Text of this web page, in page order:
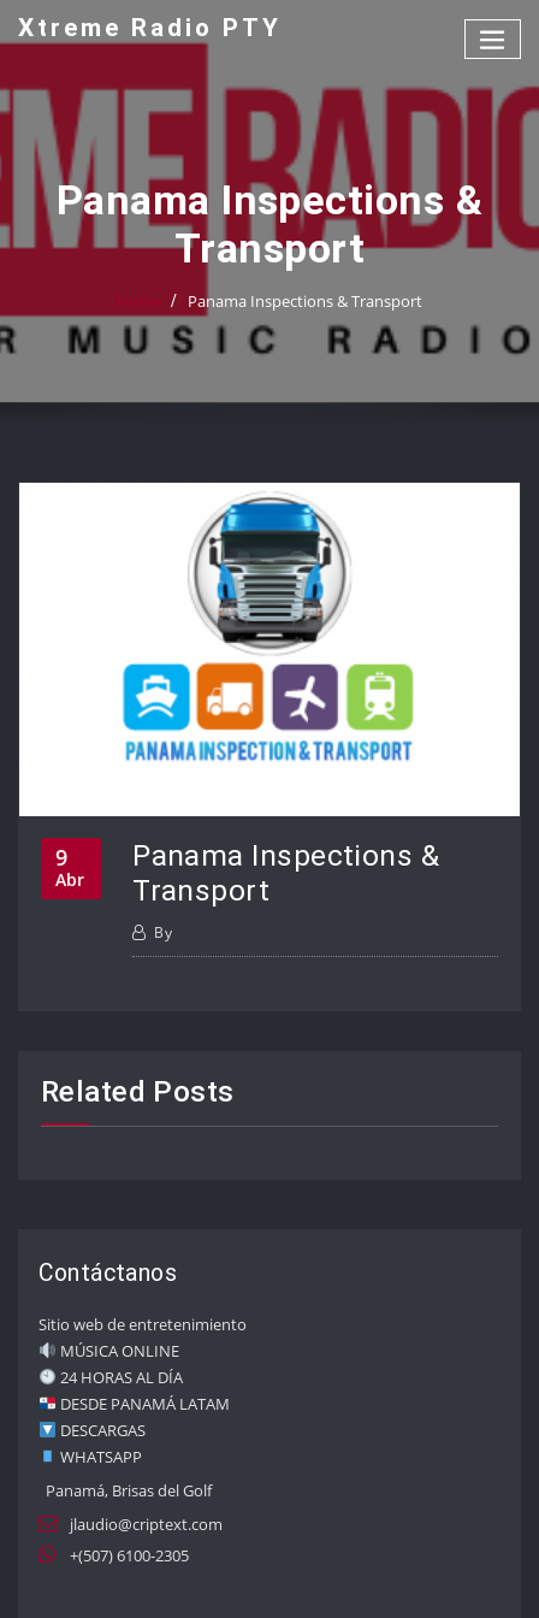
Xtreme Radio PTY
Panama Inspections &
Transport
Home Panama Inspections & Transport
9
Abr
Panama Inspections &
Transport
By
Related Posts
Contáctanos
Sitio web de entretenimiento
MÚSICA ONLINE
24 HORAS AL DÍA
DESDE PANAMÁ LATAM
DESCARGAS
WHATSAPP
Panamá, Brisas del Golf
jlaudio@criptext.com
+(507) 6100-2305